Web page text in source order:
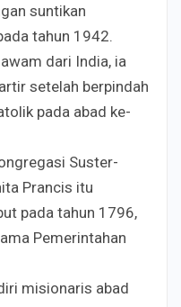
suntikan
tahun 1942.
dari India, ia
setelah berpindah
pada abad ke-
Suster-
Prancis itu
pada tahun 1796,
Pemerintahan
misionaris abad